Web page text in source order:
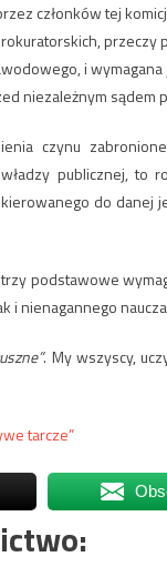
członków tej
i
niezależnym sądem
czynu
publicznej, to
do
podstawowe
i nienagannego
. My wszyscy,
tarcze”